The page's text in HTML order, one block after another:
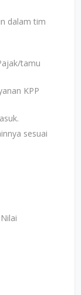
dalam tim
tamu
KPP
sesuai